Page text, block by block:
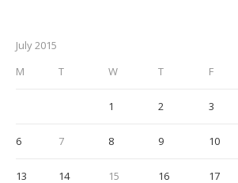
July 2015
M
T W T F
1 2 3
6 7 8 9 10
13 14 15 16 17